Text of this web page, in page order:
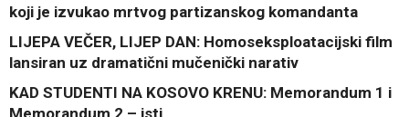
koji je izvukao mrtvog partizanskog komandanta
LIJEPA VEČER, LIJEP DAN: Homoseksploatacijski film
lansiran uz dramatični mučenički narativ
KAD STUDENTI NA KOSOVO KRENU: Memorandum 1 i
Memorandum 2 – isti